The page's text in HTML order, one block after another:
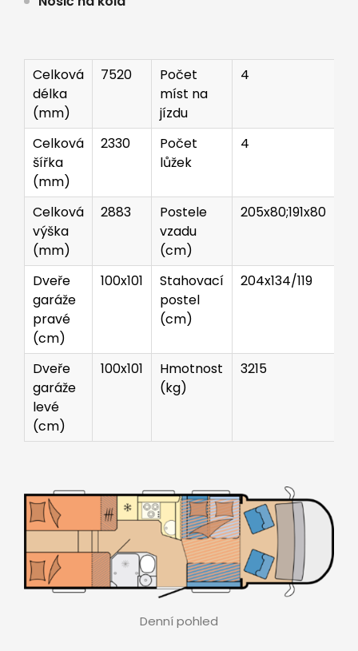
Celková
délka
(mm)
7520
Počet
míst na
jízdu
4
Celková
šířka
(mm)
2330
Počet
lůžek
4
Celková
výška
(mm)
2883
Postele
vzadu
(cm)
205x80;191x80
Dveře
garáže
pravé
(cm)
100x101
Stahovací
postel
(cm)
204x134/119
Dveře
garáže
levé
(cm)
100x101
Hmotnost
(kg)
3215
Denní pohled